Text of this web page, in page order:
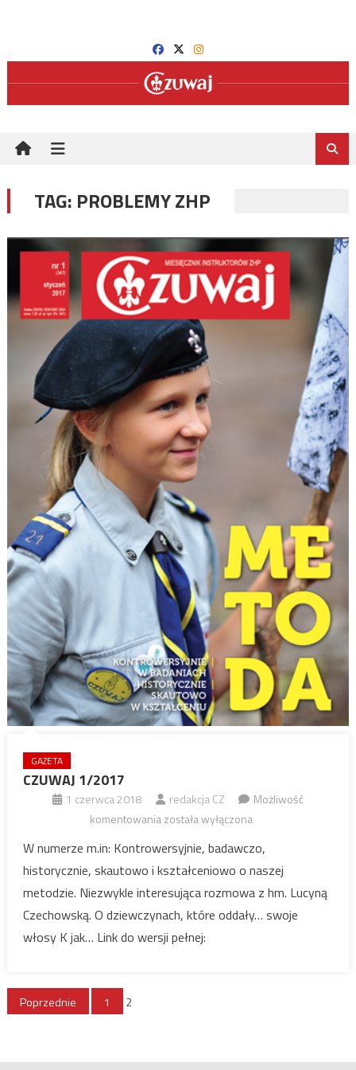
TAG: PROBLEMY ZHP
GAZETA
CZUWAJ 1/2017
1 czerwca 2018 redakcja CZ
Możliwość
komentowaniaCZUWAJ
została wyłączona
W numerze m.in: Kontrowersyjnie, badawczo,
historycznie, skautowo i kształceniowo o naszej
metodzie. Niezwykle interesująca rozmowa z hm. Lucyną
Czechowską. O dziewczynach, które oddały… swoje
włosy K jak… Link do wersji pełnej:
Stronicowanie
Poprzednie 1 2